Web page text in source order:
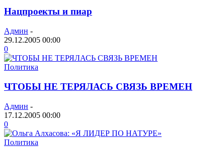
Нацпроекты и пиар
Админ -
29.12.2005 00:00
0
Политика
ЧТОБЫ НЕ ТЕРЯЛАСЬ СВЯЗЬ ВРЕМЕН
Админ -
17.12.2005 00:00
0
Политика